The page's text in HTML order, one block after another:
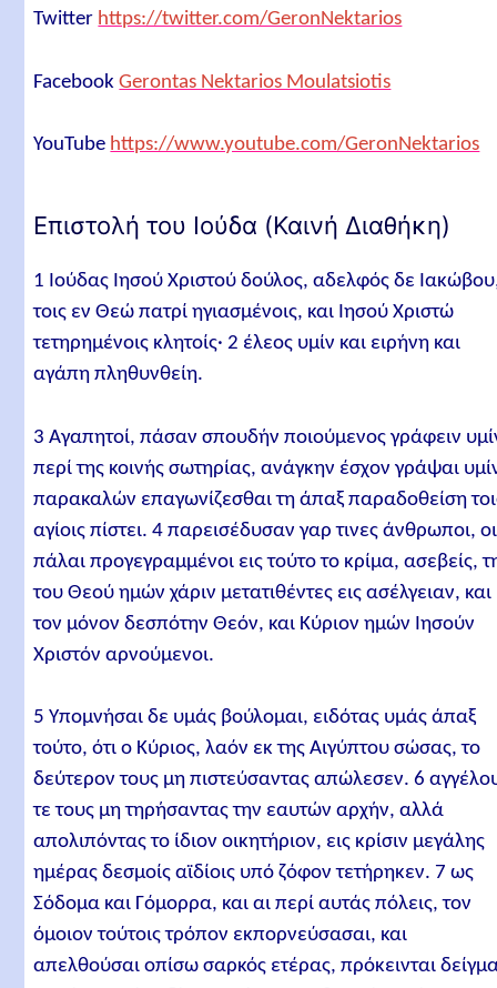
Twitter https://twitter.com/GeronNektarios
FacebookGerontas Nektarios Moulatsiotis
YouTube https://www.youtube.com/GeronNektarios
Επιστολή του Ιούδα (Καινή Διαθήκη)
1 Ιούδας Ιησού Χριστού δούλος, αδελφός δε
τοις εν Θεώ πατρί ηγιασμένοις, και Ιησού Χριστώ
τετηρημένοις κλητοίς· 2 έλεος υμίν και ειρήνη και
αγάπη πληθυνθείη.
3 Αγαπητοί, πάσαν σπουδήν ποιούμενος γράφειν
περί της κοινής σωτηρίας, ανάγκην έσχον γράψαι
παρακαλών επαγωνίζεσθαι τη άπαξ παραδοθείση
αγίοις πίστει. 4 παρεισέδυσαν γαρ τινες άνθρωποι, οι
πάλαι προγεγραμμένοι εις τούτο το κρίμα, ασεβείς,
του Θεού ημών χάριν μετατιθέντες εις ασέλγειαν, και
τον μόνον δεσπότην Θεόν, και Κύριον ημών Ιησούν
Χριστόν αρνούμενοι.
5 Υπομνήσαι δε υμάς βούλομαι, ειδότας υμάς άπαξ
τούτο, ότι ο Κύριος, λαόν εκ της Αιγύπτου σώσας, το
δεύτερον τους μη πιστεύσαντας απώλεσεν. 6
τε τους μη τηρήσαντας την εαυτών αρχήν, αλλά
απολιπόντας το ίδιον οικητήριον, εις κρίσιν μεγάλης
ημέρας δεσμοίς αϊδίοις υπό ζόφον τετήρηκεν. 7 ως
Σόδομα και Γόμορρα, και αι περί αυτάς πόλεις, τον
όμοιον τούτοις τρόπον εκπορνεύσασαι, και
απελθούσαι οπίσω σαρκός ετέρας, πρόκεινται